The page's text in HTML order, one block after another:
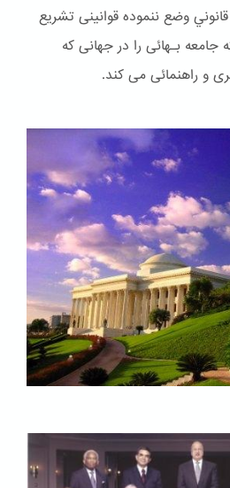
وضع ننموده قوانینی تشریع
بـهائی را در جهانی که
و راهنمائی می کند.